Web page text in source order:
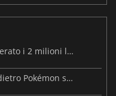
Resident Evil: Veronica ha già superato i 2 milioni liste dei desideri
Beast of Reincarnation: lo studio dietro Pokémon su una nuova strada